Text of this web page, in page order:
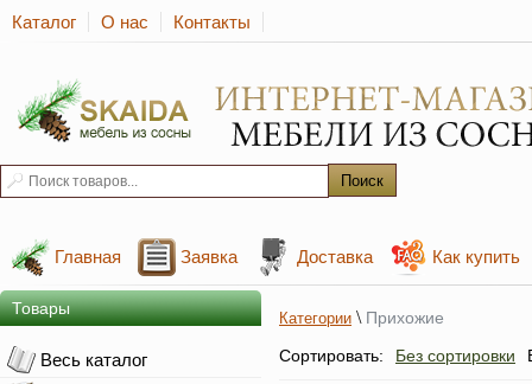
Каталог О нас Контакты
Главная Заявка Доставка Как купить
Товары
Весь каталог
Категории \ Прихожие
Сортировать:
Без сортировки